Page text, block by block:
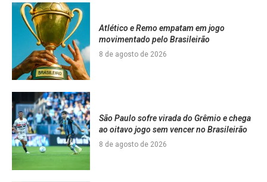
Atlético e Remo empatam em jogo
movimentado pelo Brasileirão
8 de agosto de 2026
São Paulo sofre virada do Grêmio e chega
ao oitavo jogo sem vencer no Brasileirão
8 de agosto de 2026